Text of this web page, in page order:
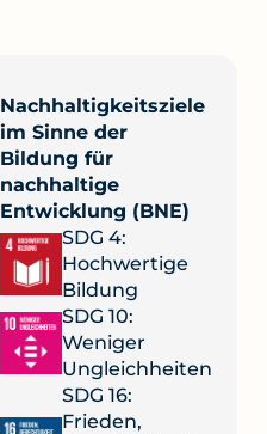
Nachhaltigkeitsziele
im Sinne der
Bildung für
nachhaltige
Entwicklung (BNE)
SDG 4:
Hochwertige
Bildung
SDG 10:
Weniger
Ungleichheiten
SDG 16:
Frieden,